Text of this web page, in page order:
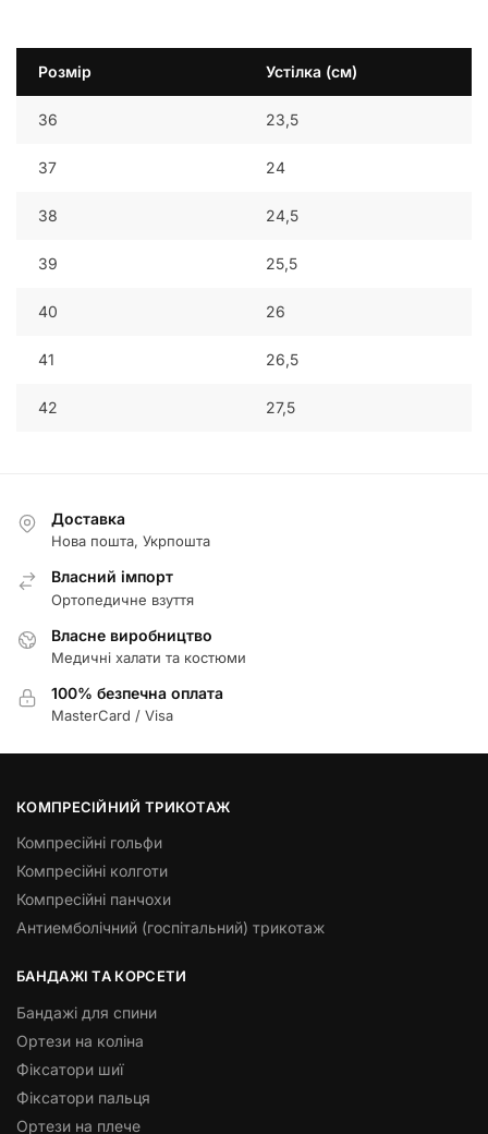
Розмір Устілка (см)
36 23,5
37 24
38 24,5
39 25,5
40 26
41 26,5
42 27,5
Доставка
Нова пошта, Укрпошта
Власний імпорт
Ортопедичне взуття
Власне виробництво
Медичні халати та костюми
100% безпечна оплата
MasterCard / Visa
КОМПРЕСІЙНИЙ ТРИКОТАЖ
Компресійні гольфи
Компресійні колготи
Компресійні панчохи
Антиемболічний (госпітальний) трикотаж
БАНДАЖІ ТА КОРСЕТИ
Бандажі для спини
Ортези на коліна
Фіксатори шиї
Фіксатори пальця
Ортези на плече